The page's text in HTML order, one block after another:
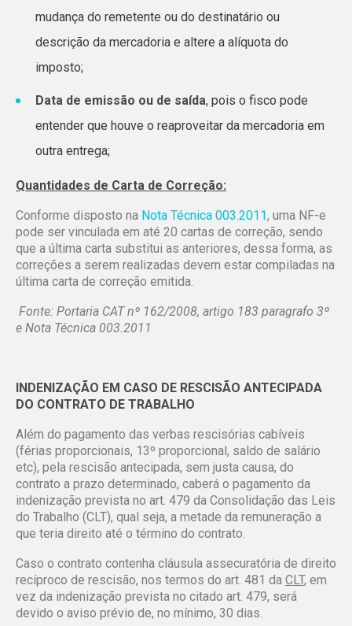
mudança do remetente ou do destinatário ou
descrição da mercadoria e altere a alíquota do
imposto;
Data de emissão ou de saída, pois o fisco pode
entender que houve o reaproveitar da mercadoria em
outra entrega;
Quantidades de Carta de Correção:
Conforme disposto na Nota Técnica 003.2011, uma NF-e
pode ser vinculada em até 20 cartas de correção, sendo
que a última carta substitui as anteriores, dessa forma, as
correções a serem realizadas devem estar compiladas na
última carta de correção emitida.
Fonte: Portaria CAT nº 162/2008, artigo 183 paragrafo 3º
e Nota Técnica 003.2011
INDENIZAÇÃO EM CASO DE RESCISÃO ANTECIPADA
DO CONTRATO DE TRABALHO
Além do pagamento das verbas rescisórias cabíveis
(férias proporcionais, 13º proporcional, saldo de salário
etc), pela rescisão antecipada, sem justa causa, do
contrato a prazo determinado, caberá o pagamento da
indenização prevista no art. 479 da Consolidação das Leis
do Trabalho (CLT), qual seja, a metade da remuneração a
que teria direito até o término do contrato.
Caso o contrato contenha cláusula assecuratória de direito
recíproco de rescisão, nos termos do art. 481 da CLT, em
vez da indenização prevista no citado art. 479, será
devido o aviso prévio de, no mínimo, 30 dias.